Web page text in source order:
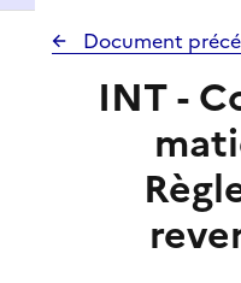
Document
INT -